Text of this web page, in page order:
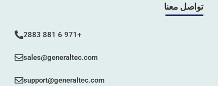
تواصل معنا
+971 6 881 2883
sales@generaltec.com
support@generaltec.com